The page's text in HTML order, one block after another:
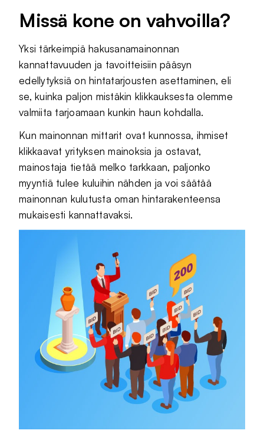
Missä kone on vahvoilla?
Yksi tärkeimpiä hakusanamainonnan
kannattavuuden ja tavoitteisiin pääsyn
edellytyksiä on hintatarjousten asettaminen, eli
se, kuinka paljon mistäkin klikkauksesta olemme
valmiita tarjoamaan kunkin haun kohdalla.
Kun mainonnan mittarit ovat kunnossa, ihmiset
klikkaavat yrityksen mainoksia ja ostavat,
mainostaja tietää melko tarkkaan, paljonko
myyntiä tulee kuluihin nähden ja voi säätää
mainonnan kulutusta oman hintarakenteensa
mukaisesti kannattavaksi.